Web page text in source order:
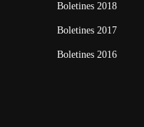
Boletines 2018
Boletines 2017
Boletines 2016